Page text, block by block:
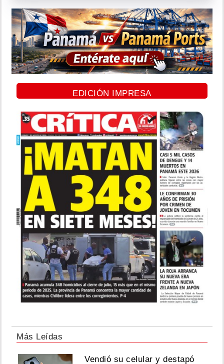
EDICIÓN IMPRESA
Más Leídas
Vendió su celular y destapó